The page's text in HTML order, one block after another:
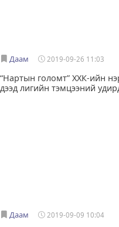
Даам 2019-09-26 11:03
“Нартын голомт” ХХК-ийн
дээд лигийн тэмцээний
Даам 2019-09-09 10:04